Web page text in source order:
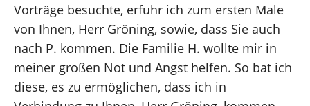
Vorträge besuchte, erfuhr ich zum ersten Male
von Ihnen, Herr Gröning, sowie, dass Sie auch
nach P. kommen. Die Familie H. wollte mir in
meiner großen Not und Angst helfen. So bat ich
diese, es zu ermöglichen, dass ich in